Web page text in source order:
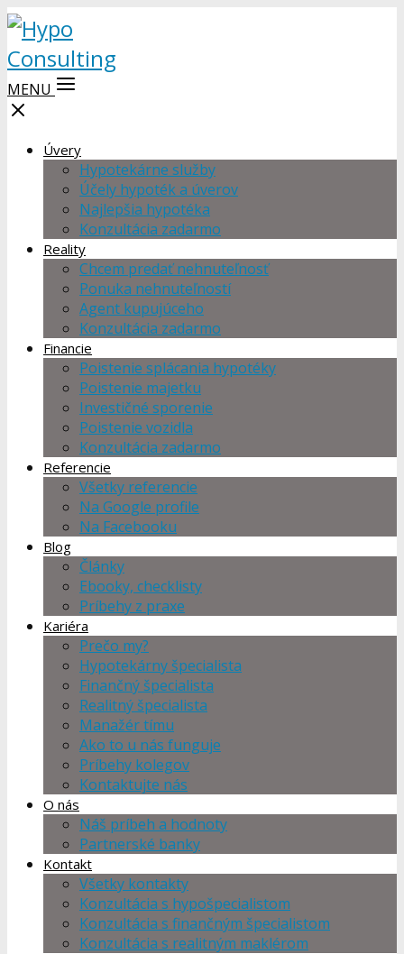
MENU
Úvery
Hypotekárne služby
Účely hypoték a úverov
Najlepšia hypotéka
Konzultácia zadarmo
Reality
Chcem predať nehnuteľnosť
Ponuka nehnuteľností
Agent kupujúceho
Konzultácia zadarmo
Financie
Poistenie splácania hypotéky
Poistenie majetku
Investičné sporenie
Poistenie vozidla
Konzultácia zadarmo
Referencie
Všetky referencie
Na Google profile
Na Facebooku
Blog
Články
Ebooky, checklisty
Príbehy z praxe
Kariéra
Prečo my?
Hypotekárny špecialista
Finančný špecialista
Realitný špecialista
Manažér tímu
Ako to u nás funguje
Príbehy kolegov
Kontaktujte nás
O nás
Náš príbeh a hodnoty
Partnerské banky
Kontakt
Všetky kontakty
Konzultácia s hypošpecialistom
Konzultácia s finančným špecialistom
Konzultácia s realitným maklérom